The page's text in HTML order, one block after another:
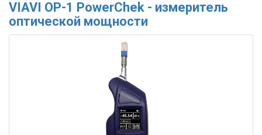
VIAVI OP-1 PowerChek - измеритель
оптической мощности